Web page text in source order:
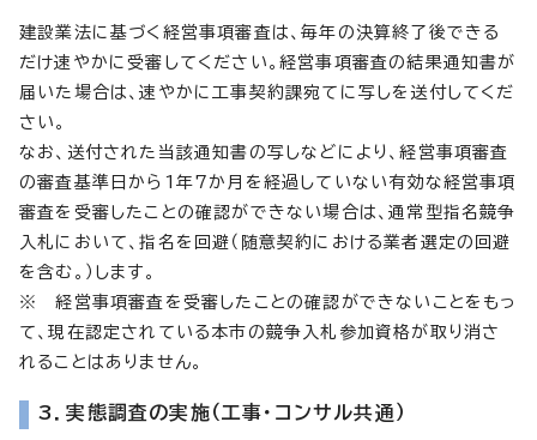
建設業法に基づく経営事項審査は、毎年の決算終了後できる
だけ速やかに受審してください。経営事項審査の結果通知書が
届いた場合は、速やかに工事契約課宛てに写しを送付してくだ
さい。
なお、送付された当該通知書の写しなどにより、経営事項審査
の審査基準日から1年7か月を経過していない有効な経営事項
審査を受審したことの確認ができない場合は、通常型指名競争
入札において、指名を回避（随意契約における業者選定の回避
を含む。）します。
※ 経営事項審査を受審したことの確認ができないことをもっ
て、現在認定されている本市の競争入札参加資格が取り消さ
れることはありません。
3．実態調査の実施（工事・コンサル共通）